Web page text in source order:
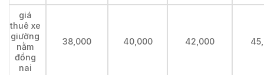
giá
thuê xe
giường
nằm
đồng
nai
38,000 40,000 42,000